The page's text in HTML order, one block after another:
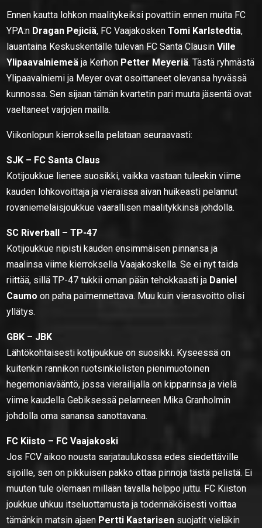
Ennen kautta lohkon maalitykeiksi povattiin ennen muita FC
YPA:n Dragan Pejiciä, FC VaajakoskenTomi Karlstedtia,
lauantaina Keskuskentälle tulevan FC Santa ClausinVille
Ylipaavalniemeä ja Kerhon Petter Meyeriä. Tästä ryhmästä
Ylipaavalniemi ja Meyer ovat osoittaneet olevansa hyvässä
kunnossa. Sen sijaan tämän kvartetin pari muuta jäsentä ovat
vaeltaneet varjojen mailla.
Viikonlopun kierroksella pelataan seuraavasti:
SJK – FC Santa Claus
Kotijoukkue lienee suosikki, vaikka vastaan tuleekin viime
kauden lohkovoittaja ja vieraissa aivan huikeasti pelannut
rovaniemeläisjoukkue vaarallisen maalitykkinsä johdolla.
SC Riverball – TP-47
Kotijoukkue nipisti kauden ensimmäisen pinnansa ja
maalinsa viime kierroksella Vaajakoskella. Se ei nyt taida
riittää, sillä TP-47 tukkii oman pään tehokkaasti ja Daniel
Caumo on paha paimennettava. Muu kuin vierasvoitto olisi
yllätys.
GBK – JBK
Lähtökohtaisesti kotijoukkue on suosikki. Kyseessä on
kuitenkin rannikon ruotsinkielisten pienimuotoinen
hegemoniavääntö, jossa vierailijalla on kipparinsa ja vielä
viime kaudella Gebiksessä pelanneen Mika Granholmin
johdolla oma sanansa sanottavana.
FC Kiisto – FC Vaajakoski
Jos FCV aikoo nousta sarjataulukossa edes siedettäville
sijoille, sen on pikkuisen pakko ottaa pinnoja tästä pelistä. Ei
muuten tule olemaan millään tavalla helppo juttu. FC Kiiston
joukkue uhkuu itseluottamusta ja todennäköisesti voittaa
tämänkin matsin ajaen Pertti Kastarisen suojatit vieläkin